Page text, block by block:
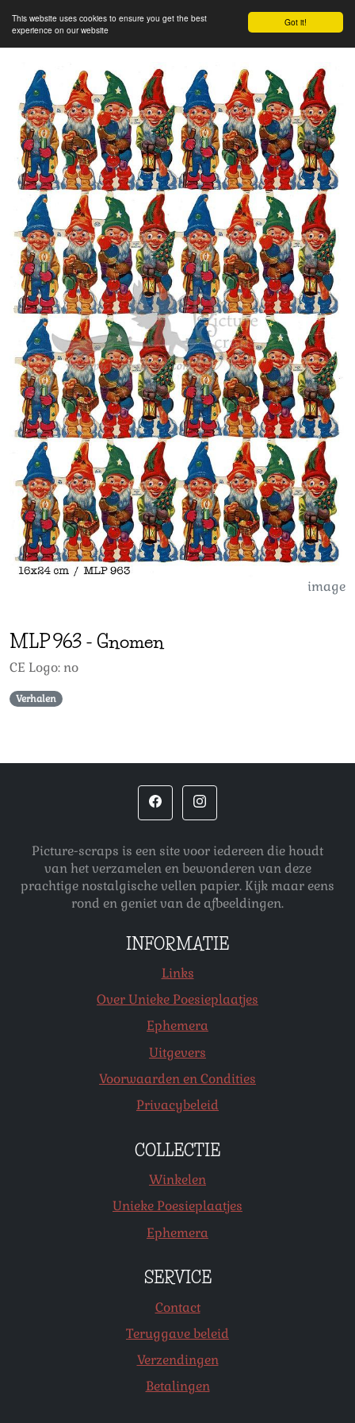
Got it!
This website uses cookies to ensure you get the best
experience on our website
image
MLP963 - Gnomen
CE Logo: no
Verhalen
Picture-scraps is een site voor iedereen die houdt
van het verzamelen en bewonderen van deze
prachtige nostalgische vellen papier. Kijk maar eens
rond en geniet van de afbeeldingen.
INFORMATIE
Links
Over Unieke Poesieplaatjes
Ephemera
Uitgevers
Voorwaarden en Condities
Privacybeleid
COLLECTIE
Winkelen
Unieke Poesieplaatjes
Ephemera
SERVICE
Contact
Teruggave beleid
Verzendingen
Betalingen